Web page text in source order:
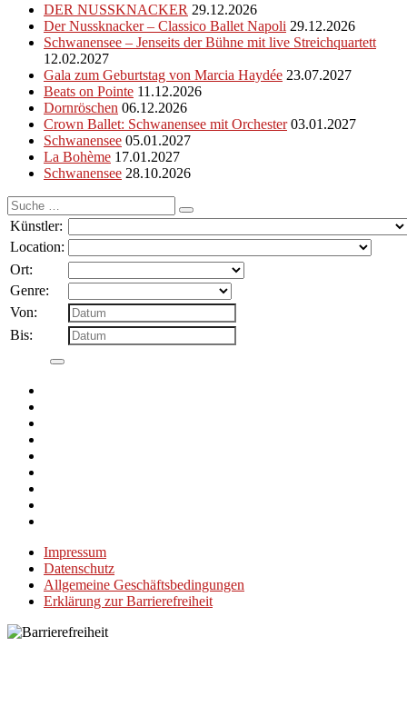
DER NUSSKNACKER 29.12.2026
Der Nussknacker – Classico Ballet Napoli 29.12.2026
Schwanensee – Jenseits der Bühne mit live Streichquartett
12.02.2027
Gala zum Geburtstag von Marcia Haydée 23.07.2027
Beats on Pointe 11.12.2026
Dornröschen 06.12.2026
Crown Ballet: Schwanensee mit Orchester 03.01.2027
Schwanensee 05.01.2027
La Bohème 17.01.2027
Schwanensee 28.10.2026
Suche
nach:
Künstler:
Location:
Ort:
Genre:
Von:
Bis:
Impressum
Datenschutz
Allgemeine Geschäftsbedingungen
Erklärung zur Barrierefreiheit